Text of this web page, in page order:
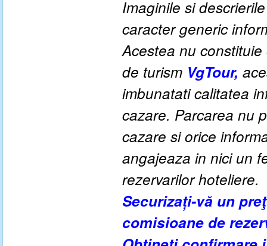
Imaginile si
caracter generic
Acestea nu
de turism VgTour,
imbunatati calitatea
cazare. Parcarea nu
cazare si orice
angajeaza in nici un
rezervarilor hoteliere.
Securizați-vă un
comisioane de